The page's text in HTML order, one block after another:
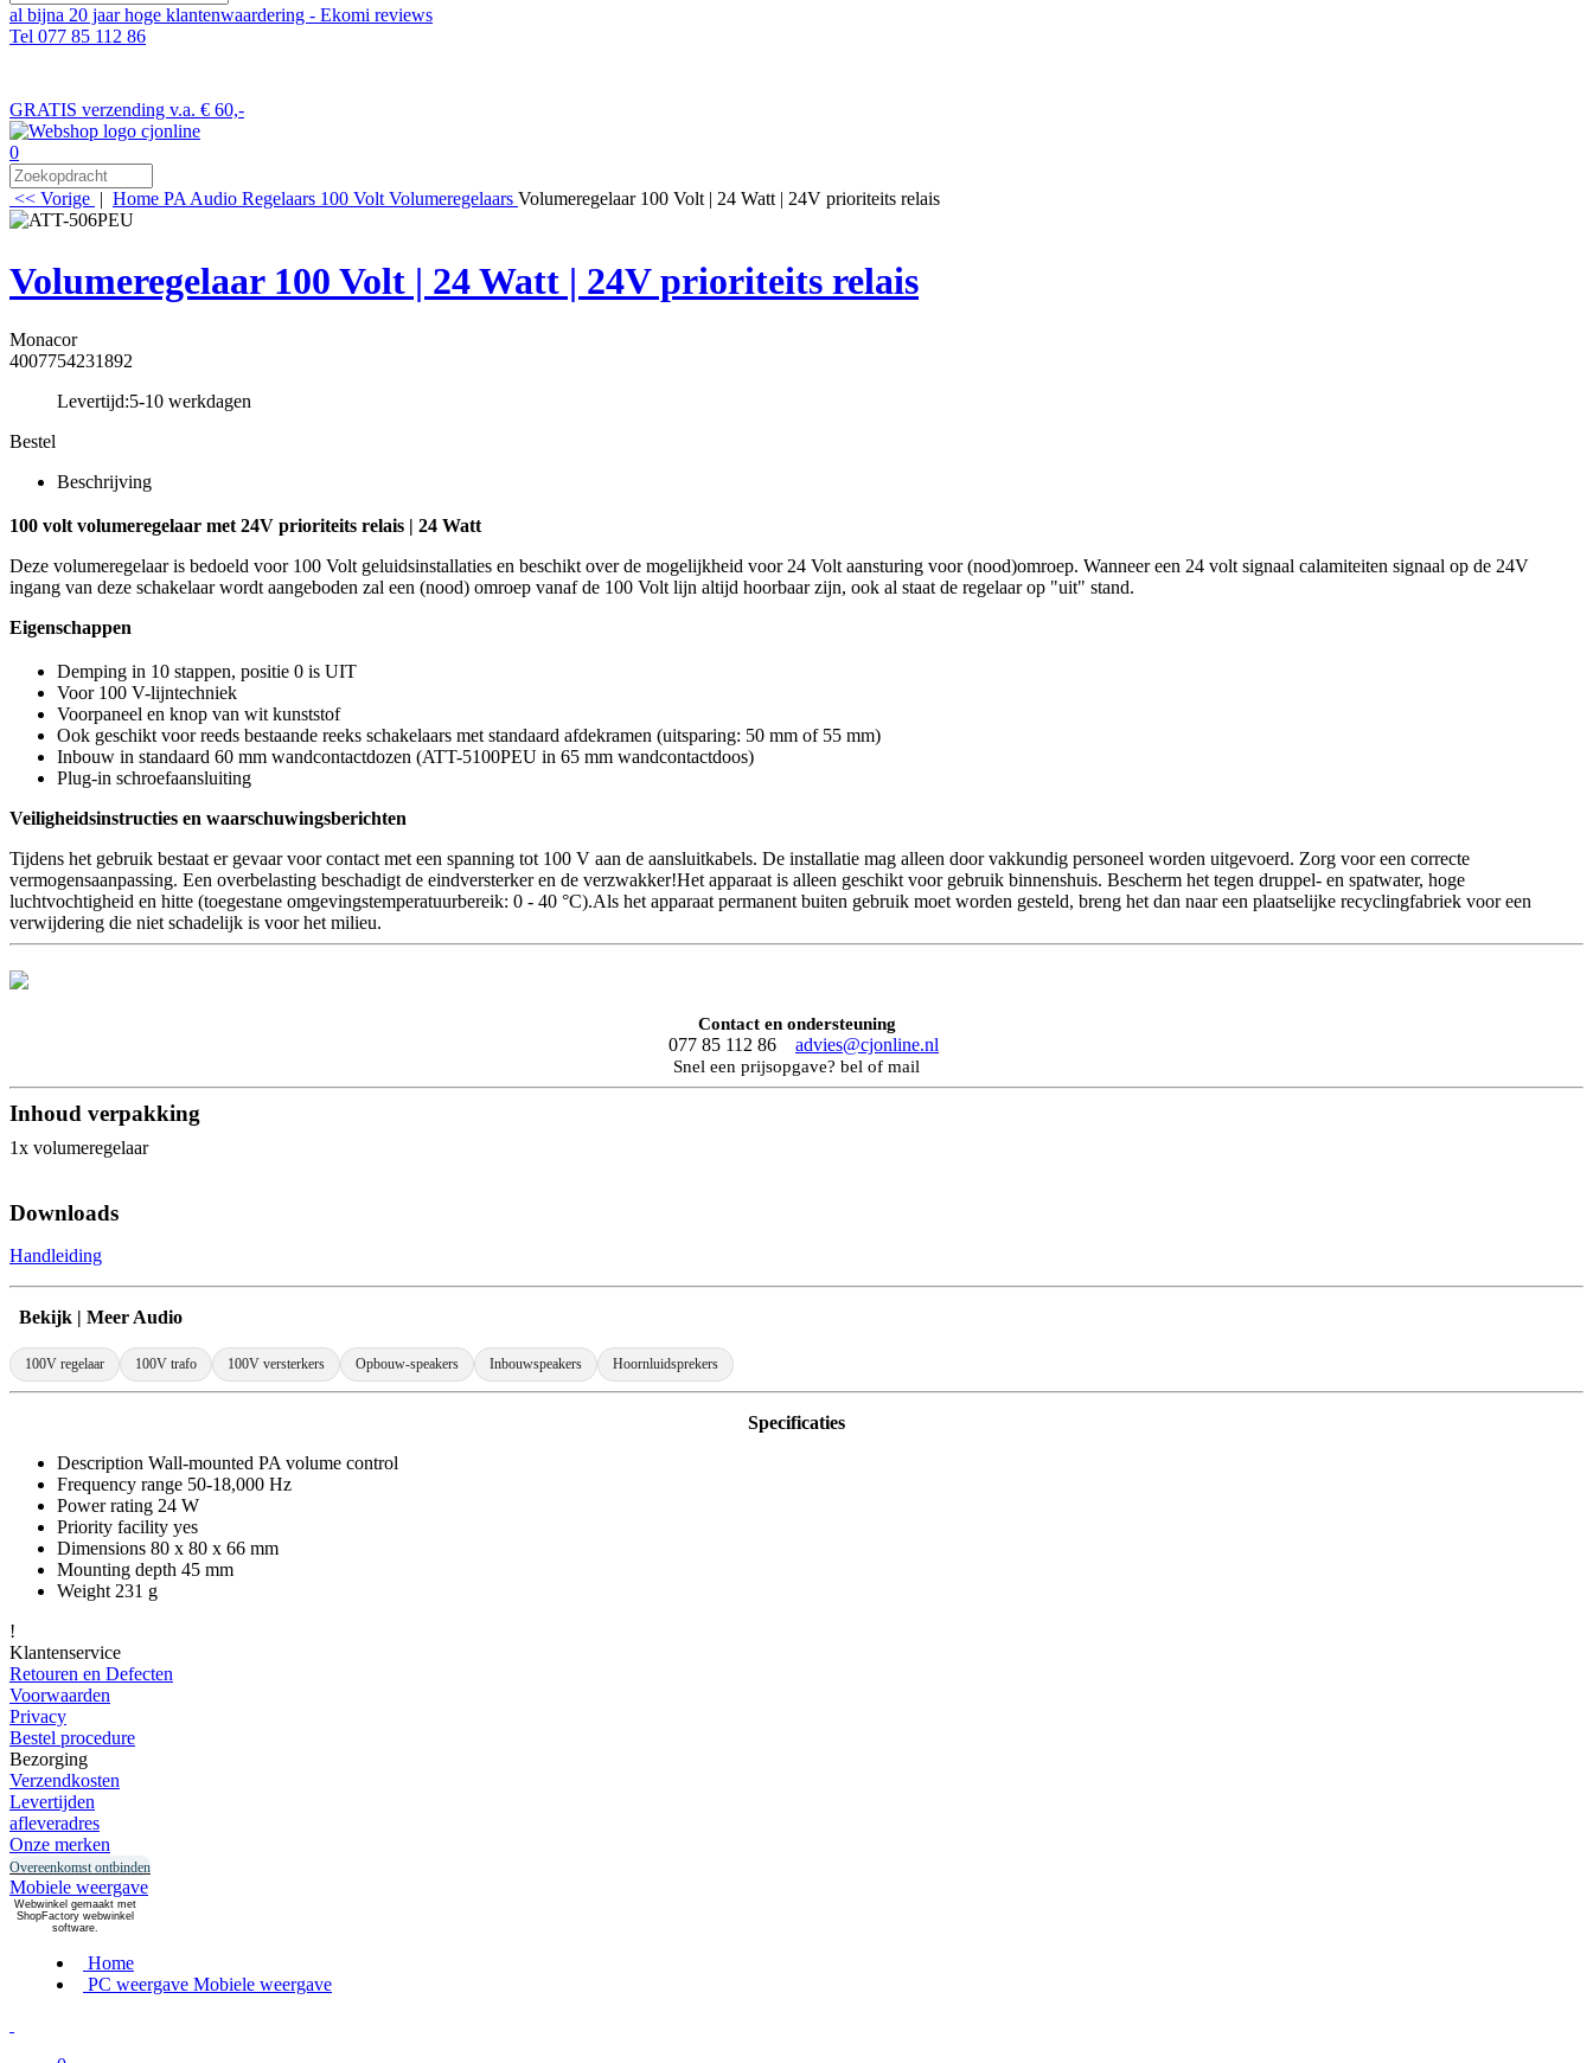
al bijna 20 jaar hoge klantenwaardering - Ekomi reviews
Tel 077 85 112 86
GRATIS verzending v.a. € 60,-
0
<< Vorige | Home PA Audio Regelaars 100 Volt Volumeregelaars Volumeregelaar 100 Volt | 24 Watt | 24V prioriteits relais
Volumeregelaar 100 Volt | 24 Watt | 24V prioriteits relais
Monacor
4007754231892
Levertijd:5-10 werkdagen
Bestel
Beschrijving
100 volt volumeregelaar met 24V prioriteits relais | 24 Watt
Deze volumeregelaar is bedoeld voor 100 Volt geluidsinstallaties en beschikt over de mogelijkheid voor 24 Volt aansturing voor (nood)omroep. Wanneer een 24 volt signaal calamiteiten signaal op de 24V
ingang van deze schakelaar wordt aangeboden zal een (nood) omroep vanaf de 100 Volt lijn altijd hoorbaar zijn, ook al staat de regelaar op "uit" stand.
Eigenschappen
Demping in 10 stappen, positie 0 is UIT
Voor 100 V-lijntechniek
Voorpaneel en knop van wit kunststof
Ook geschikt voor reeds bestaande reeks schakelaars met standaard afdekramen (uitsparing: 50 mm of 55 mm)
Inbouw in standaard 60 mm wandcontactdozen (ATT-5100PEU in 65 mm wandcontactdoos)
Plug-in schroefaansluiting
Veiligheidsinstructies en waarschuwingsberichten
Tijdens het gebruik bestaat er gevaar voor contact met een spanning tot 100 V aan de aansluitkabels. De installatie mag alleen door vakkundig personeel worden uitgevoerd. Zorg voor een correcte
vermogensaanpassing. Een overbelasting beschadigt de eindversterker en de verzwakker!Het apparaat is alleen geschikt voor gebruik binnenshuis. Bescherm het tegen druppel- en spatwater, hoge
luchtvochtigheid en hitte (toegestane omgevingstemperatuurbereik: 0 - 40 °C).Als het apparaat permanent buiten gebruik moet worden gesteld, breng het dan naar een plaatselijke recyclingfabriek voor een
verwijdering die niet schadelijk is voor het milieu.
Contact en ondersteuning
077 85 112 86 advies@cjonline.nl
Snel een prijsopgave? bel of mail
Inhoud verpakking
1x volumeregelaar
Downloads
Handleiding
Bekijk | Meer Audio
100V regelaar 100V trafo 100V versterkers Opbouw-speakers Inbouwspeakers Hoornluidsprekers
Specificaties
Description Wall-mounted PA volume control
Frequency range 50-18,000 Hz
Power rating 24 W
Priority facility yes
Dimensions 80 x 80 x 66 mm
Mounting depth 45 mm
Weight 231 g
!
Klantenservice
Retouren en Defecten
Voorwaarden
Privacy
Bestel procedure
Bezorging
Verzendkosten
Levertijden
afleveradres
Onze merken
Overeenkomst ontbinden
Mobiele weergave
Webwinkel gemaakt met
ShopFactory webwinkel
software.
Home
PC weergave Mobiele weergave